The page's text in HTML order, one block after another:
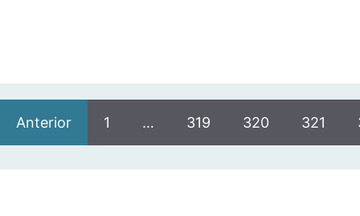
Anterior 1 … 319 320 321